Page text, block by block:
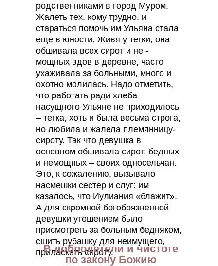
родственниками в город Муром.
Жалеть тех, кому трудно, и
стараться помочь им Ульяна стала
еще в юности. Живя у тетки, она
обшивала всех сирот и не -
мощных вдов в деревне, часто
ухаживала за больными, много и
охотно молилась. Надо отметить,
что работать ради хлеба
насущного Ульяне не приходилось
– тетка, хоть и была весьма строга,
но любила и жалела племянницу-
сироту. Так что девушка в
основном обшивала сирот, бедных
и немощных – своих односельчан.
Это, к сожалению, вызывало
насмешки сестер и слуг: им
казалось, что Иулиания «блажит».
А для скромной богобоязненной
девушки утешением было
присмотреть за больным бедняком,
сшить рубашку для неимущего,
приласкать сироту.
В добродетели и чистоте
по закону Божию